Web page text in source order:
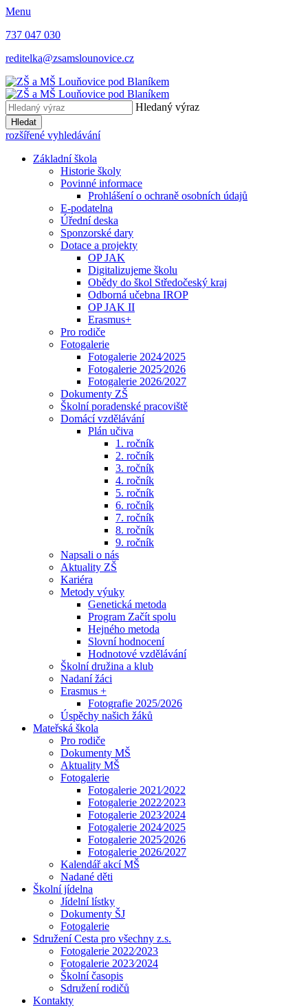
Menu
737 047 030
reditelka@zsamslounovice.cz
Hledaný výraz
Hledat
rozšířené vyhledávání
Základní škola
Historie školy
Povinné informace
Prohlášení o ochraně osobních údajů
E-podatelna
Úřední deska
Sponzorské dary
Dotace a projekty
OP JAK
Digitalizujeme školu
Obědy do škol Středočeský kraj
Odborná učebna IROP
OP JAK II
Erasmus+
Pro rodiče
Fotogalerie
Fotogalerie 2024⁄2025
Fotogalerie 2025⁄2026
Fotogalerie 2026/2027
Dokumenty ZŠ
Školní poradenské pracoviště
Domácí vzdělávání
Plán učiva
1. ročník
2. ročník
3. ročník
4. ročník
5. ročník
6. ročník
7. ročník
8. ročník
9. ročník
Napsali o nás
Aktuality ZŠ
Kariéra
Metody výuky
Genetická metoda
Program Začít spolu
Hejného metoda
Slovní hodnocení
Hodnotové vzdělávání
Školní družina a klub
Nadaní žáci
Erasmus +
Fotografie 2025/2026
Úspěchy našich žáků
Mateřská škola
Pro rodiče
Dokumenty MŠ
Aktuality MŠ
Fotogalerie
Fotogalerie 2021⁄2022
Fotogalerie 2022⁄2023
Fotogalerie 2023⁄2024
Fotogalerie 2024⁄2025
Fotogalerie 2025⁄2026
Fotogalerie 2026/2027
Kalendář akcí MŠ
Nadané děti
Školní jídelna
Jídelní lístky
Dokumenty ŠJ
Fotogalerie
Sdružení Cesta pro všechny z.s.
Fotogalerie 2022⁄2023
Fotogalerie 2023⁄2024
Školní časopis
Sdružení rodičů
Kontakty